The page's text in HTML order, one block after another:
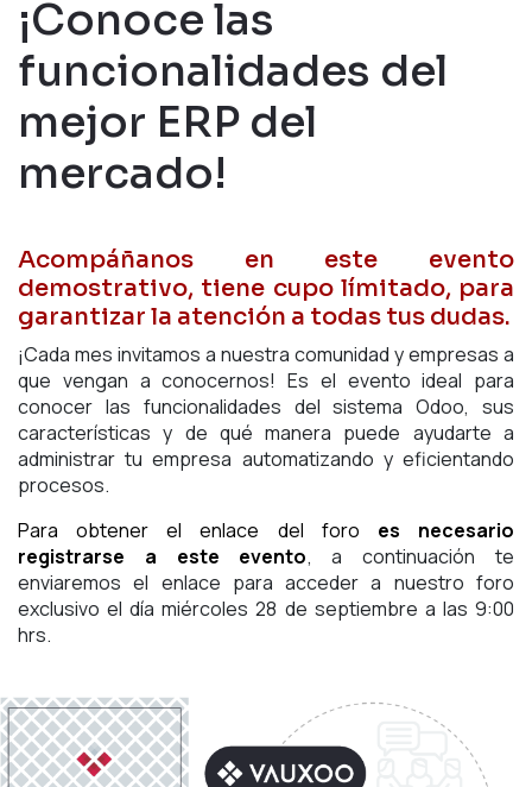
¡Conoce las
funcionalidades del
mejor ERP del
mercado!
Acompáñanos en este evento
demostrativo, tiene cupo límitado, para
garantizar la atención a todas tus dudas.
¡Cada mes invitamos a nuestra comunidad y empresas a
que vengan a conocernos! Es el evento ideal para
conocer las funcionalidades del sistema Odoo, sus
características y de qué manera puede ayudarte a
administrar tu empresa automatizando y eficientando
procesos.
Para obtener el enlace del foro es necesario
registrarse a este evento, a continuación te
enviaremos el enlace para acceder a nuestro foro
exclusivo el día miércoles 28 de septiembre a las 9:00
hrs.